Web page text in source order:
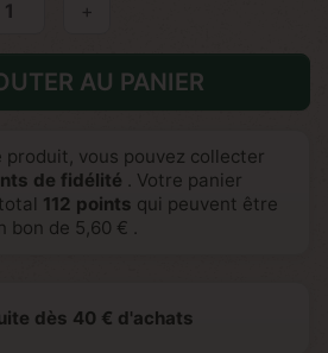
+
AU PANIER
produit, vous pouvez collecter
de fidélité . Votre panier
112 points qui peuvent être
bon de 5,60 € .
dès 40 € d'achats